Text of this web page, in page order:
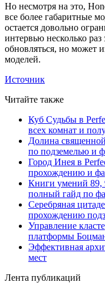
Но несмотря на это,
все более габаритные
остается довольно
интервью несколько раз
обновляться, но может
моделей.
Источник
Читайте также
Куб Судьбы в
всех комнат и
Долина
по подземелью и
Город Инея в
прохождению и
Книги умений 89,
полный гайд по
Серебряная
прохождению
Управление
платформы
Эффективная
мест
Лента публикаций